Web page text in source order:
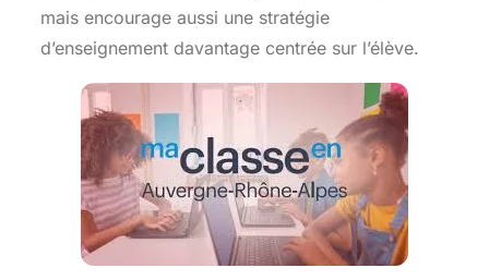
mais encourage aussi une stratégie
d’enseignement davantage centrée sur l’élève.